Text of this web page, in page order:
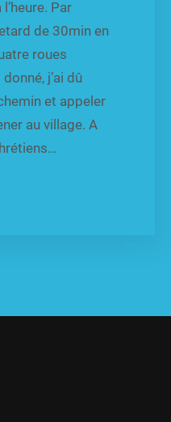
Par
de 30min en
roues
j’ai dû
et appeler
au village. A